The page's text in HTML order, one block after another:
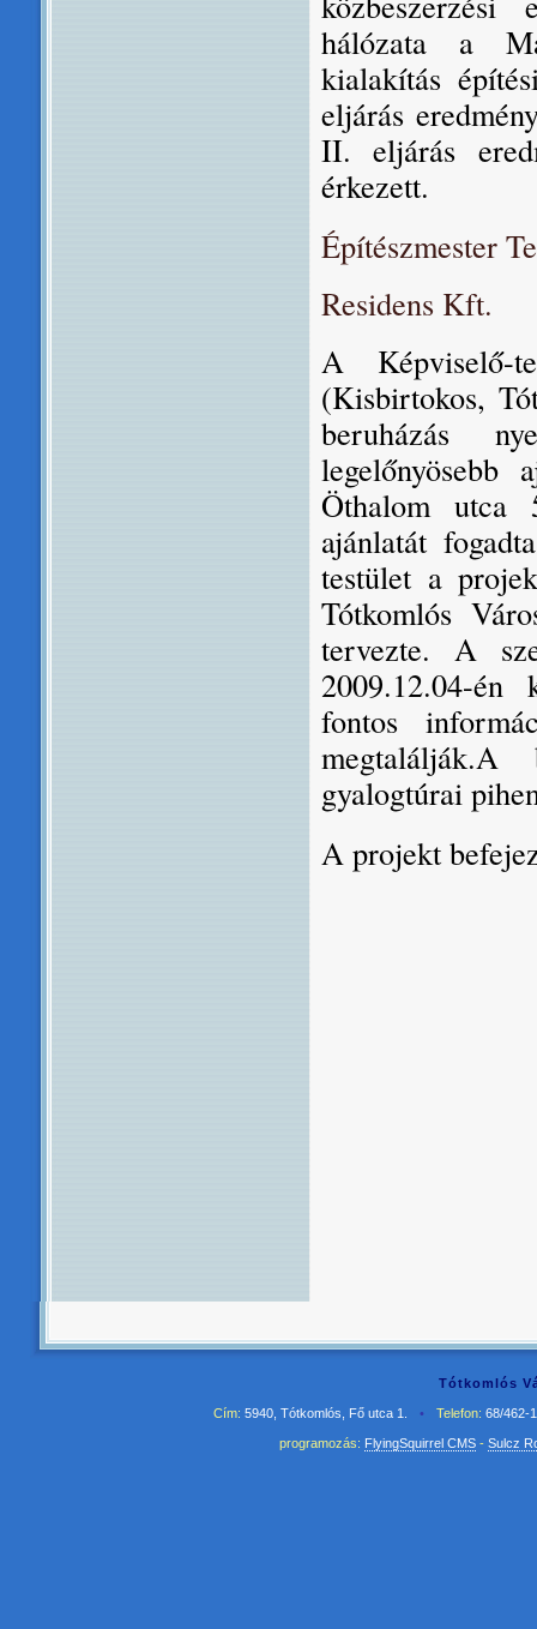
hálózata a
kialakítás
eljárás
II. eljárás
érkezett.
Építészmester
Residens Kft.
A
(Kisbirtokos,
beruházás
legelőnyösebb
Öthalom utca
ajánlatát
testület a
Tótkomlós
tervezte. A
2009.12.04-én
fontos
megtalálják.A
gyalogtúrai
A projekt
Tótkomlós
Cím: 5940, Tótkomlós, Fő utca 1. • Telefon: 68/462-
programozás: FlyingSquirrel CMS- Sulcz